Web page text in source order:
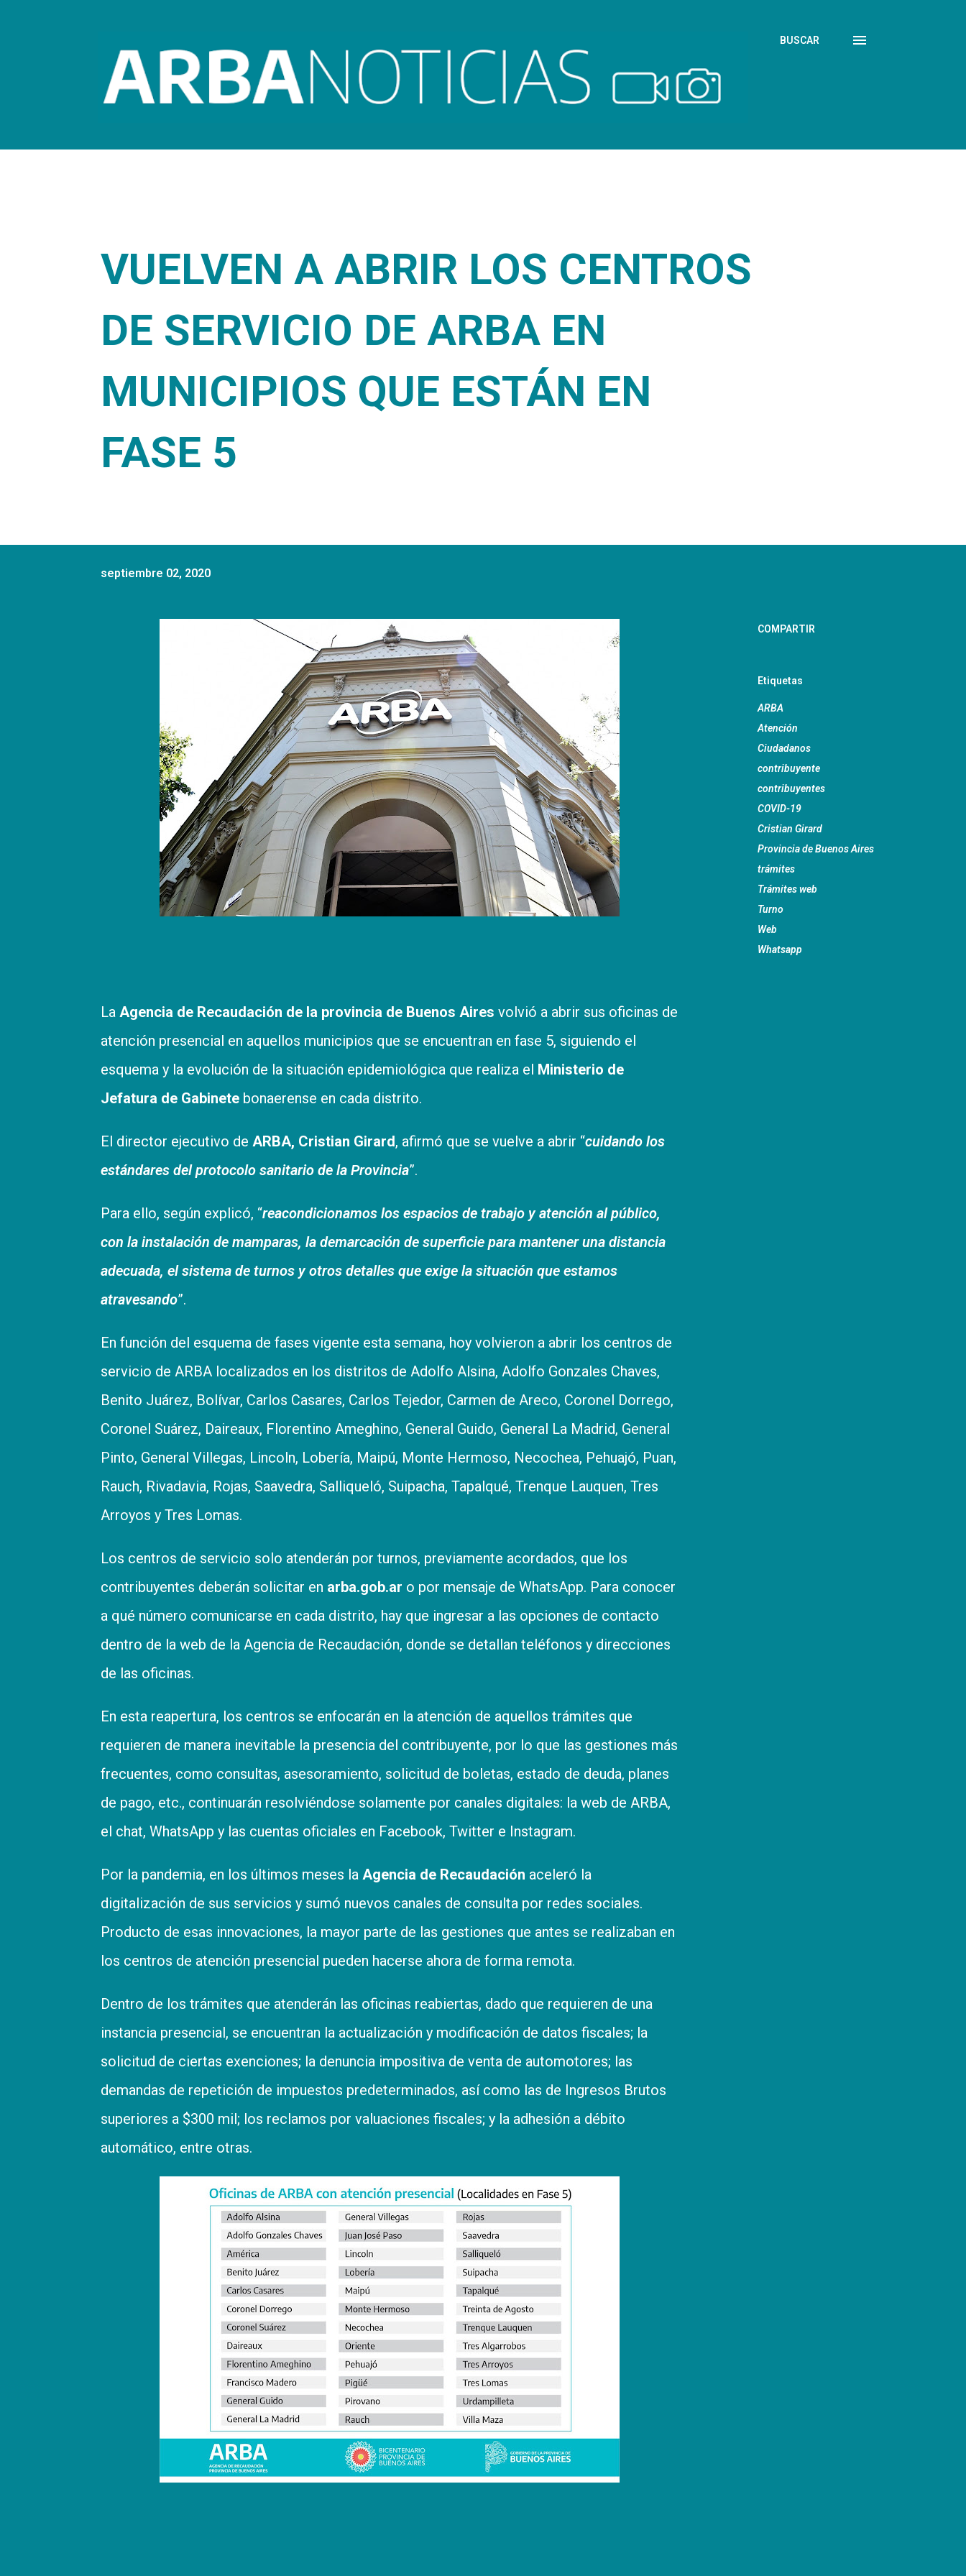
BUSCAR
VUELVEN A ABRIR LOS CENTROS
DE SERVICIO DE ARBA EN
MUNICIPIOS QUE ESTÁN EN
FASE 5
septiembre 02, 2020
La Agencia de Recaudación de la provincia de Buenos Aires volvió a abrir sus oficinas de
atención presencial en aquellos municipios que se encuentran en fase 5, siguiendo el
esquema y la evolución de la situación epidemiológica que realiza el Ministerio de
Jefatura de Gabinete bonaerense en cada distrito.
El director ejecutivo de ARBA, Cristian Girard, afirmó que se vuelve a abrir “cuidando los
estándares del protocolo sanitario de la Provincia”.
Para ello, según explicó, “reacondicionamos los espacios de trabajo y atención al público,
con la instalación de mamparas, la demarcación de superficie para mantener una distancia
adecuada, el sistema de turnos y otros detalles que exige la situación que estamos
atravesando”.
En función del esquema de fases vigente esta semana, hoy volvieron a abrir los centros de
servicio de ARBA localizados en los distritos de Adolfo Alsina, Adolfo Gonzales Chaves,
Benito Juárez, Bolívar, Carlos Casares, Carlos Tejedor, Carmen de Areco, Coronel Dorrego,
Coronel Suárez, Daireaux, Florentino Ameghino, General Guido, General La Madrid, General
Pinto, General Villegas, Lincoln, Lobería, Maipú, Monte Hermoso, Necochea, Pehuajó, Puan,
Rauch, Rivadavia, Rojas, Saavedra, Salliqueló, Suipacha, Tapalqué, Trenque Lauquen, Tres
Arroyos y Tres Lomas.
Los centros de servicio solo atenderán por turnos, previamente acordados, que los
contribuyentes deberán solicitar en arba.gob.ar o por mensaje de WhatsApp. Para conocer
a qué número comunicarse en cada distrito, hay que ingresar a las opciones de contacto
dentro de la web de la Agencia de Recaudación, donde se detallan teléfonos y direcciones
de las oficinas.
En esta reapertura, los centros se enfocarán en la atención de aquellos trámites que
requieren de manera inevitable la presencia del contribuyente, por lo que las gestiones más
frecuentes, como consultas, asesoramiento, solicitud de boletas, estado de deuda, planes
de pago, etc., continuarán resolviéndose solamente por canales digitales: la web de ARBA,
el chat, WhatsApp y las cuentas oficiales en Facebook, Twitter e Instagram.
Por la pandemia, en los últimos meses la Agencia de Recaudación aceleró la
digitalización de sus servicios y sumó nuevos canales de consulta por redes sociales.
Producto de esas innovaciones, la mayor parte de las gestiones que antes se realizaban en
los centros de atención presencial pueden hacerse ahora de forma remota.
Dentro de los trámites que atenderán las oficinas reabiertas, dado que requieren de una
instancia presencial, se encuentran la actualización y modificación de datos fiscales; la
solicitud de ciertas exenciones; la denuncia impositiva de venta de automotores; las
demandas de repetición de impuestos predeterminados, así como las de Ingresos Brutos
superiores a $300 mil; los reclamos por valuaciones fiscales; y la adhesión a débito
automático, entre otras.
COMPARTIR
Etiquetas
ARBA
Atención
Ciudadanos
contribuyente
contribuyentes
COVID-19
Cristian Girard
Provincia de Buenos Aires
trámites
Trámites web
Turno
Web
Whatsapp